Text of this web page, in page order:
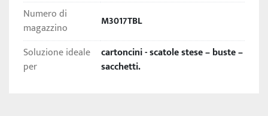
Numero di
magazzino
M3017TBL
Soluzione ideale
per
cartoncini - scatole stese – buste –
sacchetti.